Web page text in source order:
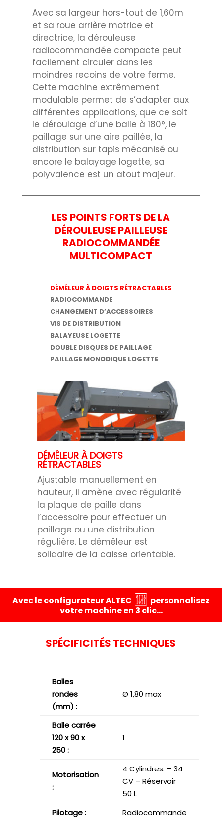
Avec sa largeur hors-tout de 1,60m
et sa roue arrière motrice et
directrice, la dérouleuse
radiocommandée compacte peut
facilement circuler dans les
moindres recoins de votre ferme.
Cette machine extrêmement
modulable permet de s’adapter aux
différentes applications, que ce soit
le déroulage d’une balle à 180°, le
paillage sur une aire paillée, la
distribution sur tapis mécanisé ou
encore le balayage logette, sa
polyvalence est un atout majeur.
LES POINTS FORTS DE LA
DÉROULEUSE PAILLEUSE
RADIOCOMMANDÉE
MULTICOMPACT
DÉMÊLEUR À DOIGTS RÉTRACTABLES
RADIOCOMMANDE
CHANGEMENT D’ACCESSOIRES
VIS DE DISTRIBUTION
BALAYEUSE LOGETTE
DOUBLE DISQUES DE PAILLAGE
PAILLAGE MONODIQUE LOGETTE
DÉMÊLEUR À DOIGTS
RÉTRACTABLES
Ajustable manuellement en
hauteur, il amène avec régularité
la plaque de paille dans
l’accessoire pour effectuer un
paillage ou une distribution
régulière. Le démêleur est
solidaire de la caisse orientable.
Avec le configurateur ALTEC
personnalisez
votre machine en 3 clic…
SPÉCIFICITÉS TECHNIQUES
Balles
rondes
(mm) :
Ø 1,80 max
Balle carrée
120 x 90 x
250 :
1
Motorisation
:
4 Cylindres. – 34
CV – Réservoir
50 L
Pilotage :
Radiocommande